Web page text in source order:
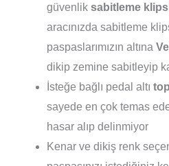
güvenlik sabitleme
aracınızda sabitleme
paspaslarımızın altına
dikip zemine sabitleyip
İsteğe bağlı pedal altı
sayede en çok temas
hasar alıp delinmiyor
Kenar ve dikiş renk